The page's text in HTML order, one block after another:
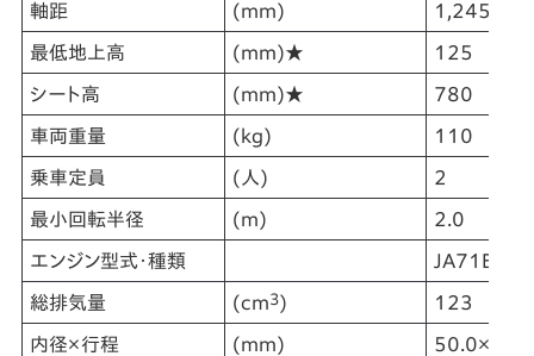
軸距 (mm) 1,245
最低地上高 (mm)★ 125
シート高 (mm)★ 780
車両重量 (kg) 110
乗車定員 (人) 2
最小回転半径 (m) 2.0
エンジン型式・種類 JA71E・空
総排気量 (cm3) 123
内径×行程 (mm) 50.0×63.1